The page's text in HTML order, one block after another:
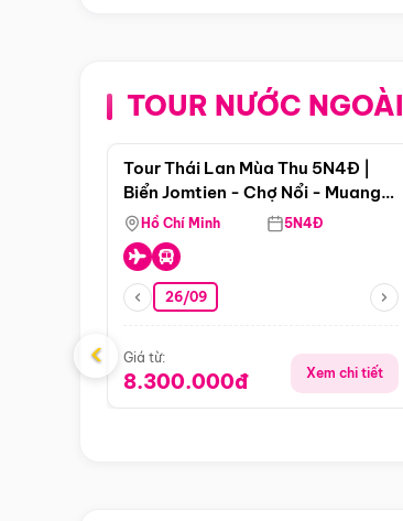
TOUR NƯỚC NGOÀI
Điểm nổi bật
Tour Thái Lan Mùa Thu 5N4Đ |
Biển Jomtien - Chợ Nổi - Muang
Boran - Suanthai (Bay Vietnam
Airlines)
Hồ Chí Minh 5N4Đ
26/09
Giá từ:
8.300.000đ Xem chi tiết
‹